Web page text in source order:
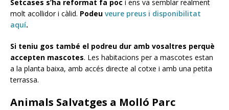
Setcases s’ha reformat fa poc i ens va semblar realment
molt acollidor i càlid. Podeu veure preus i disponibilitat
aquí.
Si teniu gos també el podreu dur amb vosaltres perquè
accepten mascotes. Les habitacions per a mascotes estan
a la planta baixa, amb accés directe al cotxe i amb una petita
terrassa.
Animals Salvatges a Molló Parc